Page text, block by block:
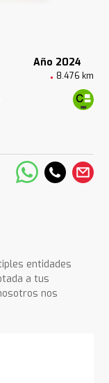
Año 2024
8.476 km
entidades
a tus
nos